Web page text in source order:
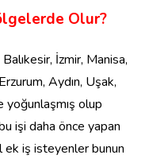
Olur?
İzmir, Manisa,
Aydın, Uşak,
yoğunlaşmış olup
işi daha önce yapan
ek iş isteyenler bunun